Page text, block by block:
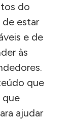
do
estar
e de
às
que
que
ajudar